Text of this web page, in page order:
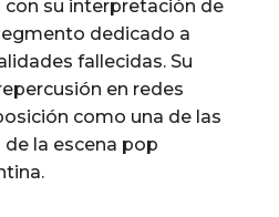
con su interpretación de
dedicado a
fallecidas. Su
en redes
como una de las
la escena pop